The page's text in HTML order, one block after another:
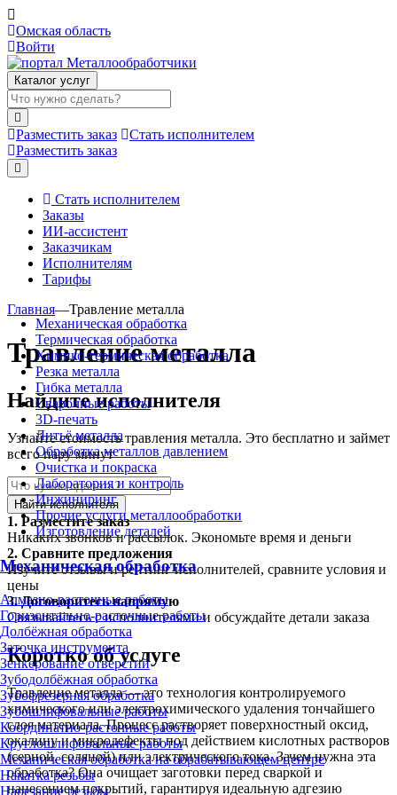
Омская область
Войти
Каталог услуг
Разместить заказ
Стать исполнителем
Разместить заказ
Стать исполнителем
Заказы
ИИ-ассистент
Заказчикам
Исполнителям
Тарифы
Механическая обработка
Термическая обработка
Химико-термическая обработка
Резка металла
Гибка металла
Сварочные работы
3D-печать
Литьё металла
Обработка металлов давлением
Очистка и покраска
Лаборатория и контроль
Инжиниринг
Прочие услуги металлообработки
Изготовление деталей
Механическая обработка
Алмазно-расточные работы
Горизонтально-расточные работы
Долбёжная обработка
Заточка инструмента
Зенкерование отверстий
Зубодолбёжная обработка
Зубофрезерная обработка
Зубошлифовальные работы
Координатно-расточные работы
Круглошлифовальные работы
Механическая обработка на обрабатывающем центре
Накатка резьбы
Нарезание резьбы
Главная—Травление металла
Травление металла
Найдите исполнителя
Узнайте стоимость травления металла. Это бесплатно и займет
всего пару минут
Найти исполнителя
1. Разместите заказ
Никаких звонков и рассылок. Экономьте время и деньги
2. Сравните предложения
Изучите отзывы и рейтинг исполнителей, сравните условия и
цены
3.Договоритесь напрямую
Связывайтесь с исполнителями и обсуждайте детали заказа
Коротко об услуге
Травление металла — это технология контролируемого
химического или электрохимического удаления тончайшего
слоя материала. Процесс растворяет поверхностный оксид,
окалину и микродефекты под действием кислотных растворов
(серной, соляной) или электрического тока. Зачем нужна эта
обработка? Она очищает заготовки перед сваркой и
нанесением покрытий, гарантируя идеальную адгезию